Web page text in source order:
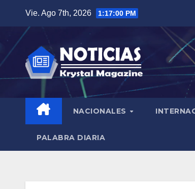
contenido
Vie. Ago 7th, 2026 1:17:02 PM
NACIONALES
PALABRA DIARIA